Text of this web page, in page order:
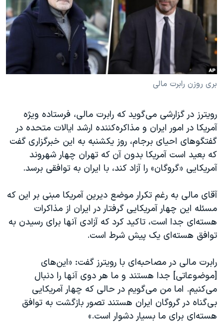
فرهنگ و زندگی
حقوق شهروندی
علم و فناوری
اسرائیل در جنگ
آرشیو پخش زنده
مستندها
انتخابات ریاست جمهوری آمریکا ۲۰۲۴
حمله جمهوری اسلامی به اسرائیل
رمز مهسا
ورزش زنان در ایران
مجموعه مستندهای دادخواهی
تریبونال مردمی آبان ۹۸
دادگاه حمید نوری
چهل سال گروگان‌گیری
اعتراضات مردمی آبان ۹۸
اسرائیل در جنگ
نرگس محمدی برنده جایزه نوبل صلح
همایش محافظه‌کاران آمریکا «سی‌پک»
صفحه‌های ویژه
سفر پرزیدنت ترامپ به چین
دنبال کنید
زبانهای مختلف
بری روزن رابرت مالی
رویترز در گزارشی می‌گوید که رابرت مالی، فرستاده ویژه
آمریکا در امور ایران و مذاکره‌کننده ارشد ایالات متحده در
گفتگوهای احیای برجام، روز یکشنبه به این خبرگزاری گفت
که بعید است آمریکا بدون آن که تهران چهار شهروند
آمریکایی «گروگان» را آزاد کند، با ایران به توافقی برسد.
آقای مالی به رغم تکرار موضع دیرین آمریکا مبنی بر این که
مسئله این چهار آمریکایی گرفتار در ایران از مذاکرات
هسته‌ای جدا است، تاکید کرد که آزادی آنها برای رسیدن به
توافق هسته‌ای یک پیش شرط است.
رابرت مالی در مصاحبه‌ای با رویترز گفت: «این‌های
[موضوعاتی] جدا هستند و ما هر دوی آنها را دنبال
می‌کنیم. اما من می‌گویم در حالی که چهار آمریکایی
بی‌گناه در گروگان ایران هستند تصور بازگشت به توافق
هسته‌ای برای ما بسیار دشوار است.»